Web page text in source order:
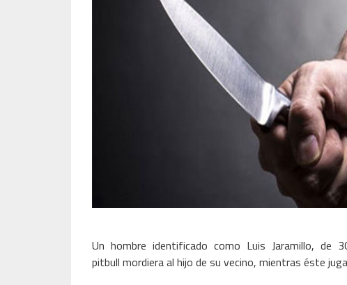
Un hombre identificado como Luis Jaramillo, de
pitbull mordiera al hijo de su vecino, mientras éste